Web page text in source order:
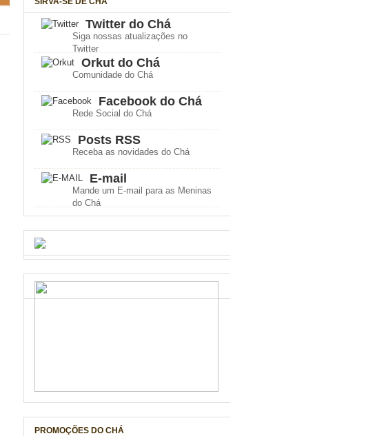
Twitter do Chá
Siga nossas atualizações no
Twitter
Orkut do Chá
Comunidade do Chá
Facebook do Chá
Rede Social do Chá
Posts RSS
Receba as novidades do Chá
E-mail
Mande um E-mail para as Meninas
do Chá
PROMOÇÕES DO CHÁ